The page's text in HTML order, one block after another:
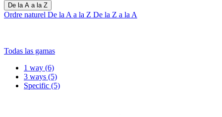
De la A a la Z
Ordre naturel De la A a la Z De la Z a la A
Todas las gamas
1 way (6)
3 ways (5)
Specific (5)